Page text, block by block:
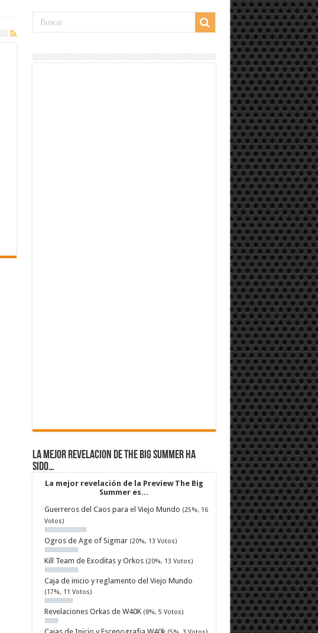
La mejor revelacion de The Big Summer ha
sido…
La mejor revelación de la Preview The Big
Summer es...
Guerreros del Caos para el Viejo Mundo (25%, 16
Votos)
Ogros de Age of Sigmar (20%, 13 Votos)
Kill Team de Exoditas y Orkos (20%, 13 Votos)
Caja de inicio y reglamento del Viejo Mundo
(17%, 11 Votos)
Revelaciones Orkas de W40K (8%, 5 Votos)
Cajas de Inicio y Escenografia W40k